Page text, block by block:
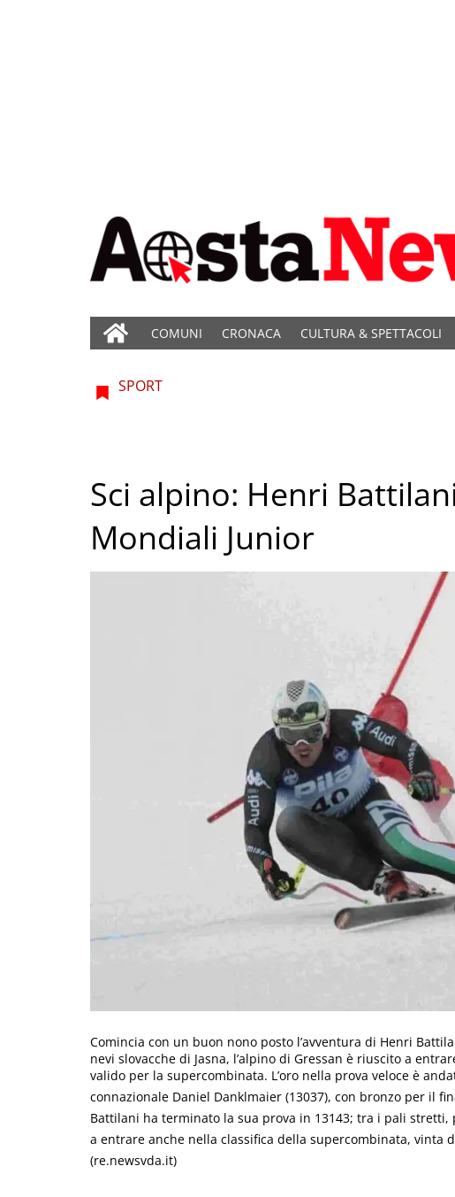
COMUNI CRONACA CULTURA & SPETTACOLI
SPORT
Sci alpino: Henri
Mondiali Junior
Comincia con un buon nono posto l’avventura di Henri
nevi slovacche di Jasna, l’alpino di Gressan è riuscito a
valido per la supercombinata. L’oro nella prova veloce è
connazionale Daniel Danklmaier (13037), con bronzo per il
Battilani ha terminato la sua prova in 13143; tra i pali
a entrare anche nella classifica della supercombinata, vinta
(re.newsvda.it)